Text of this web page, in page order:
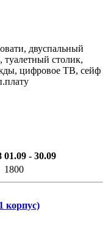
двуспальный
столик,
цифровое ТВ, сейф
01.09 - 30.09
1800
корпус)